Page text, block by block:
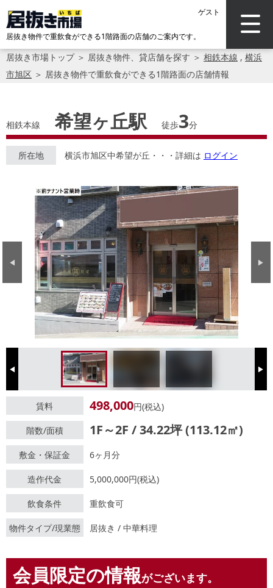
ゲスト
居抜き物件で重飲食ができる1階路面の店舗のご案内です。
居抜き市場トップ＞ 居抜き物件、貸店舗を探す ＞ 相鉄本線 , 横浜
市旭区 ＞ 居抜き物件で重飲食ができる1階路面の店舗情報
相鉄本線 希望ヶ丘駅 徒歩3分
所在地 横浜市旭区中希望が丘・・・詳細は ログイン
Previous Next
Previous Next
賃料 498,000円(税込)
階数/面積 1F～2F / 34.22坪 (113.12㎡)
敷金・保証金 6ヶ月分
造作代金 5,000,000円(税込)
飲食条件 重飲食可
物件タイプ/現業態 居抜き / 中華料理
会員限定の情報がございます。